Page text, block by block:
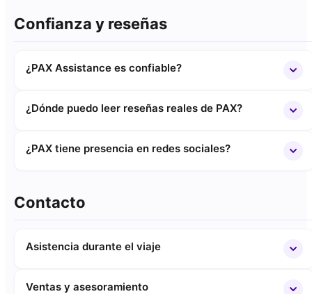
Confianza y reseñas
¿PAX Assistance es confiable?
¿Dónde puedo leer reseñas reales de PAX?
¿PAX tiene presencia en redes sociales?
Contacto
Asistencia durante el viaje
Ventas y asesoramiento